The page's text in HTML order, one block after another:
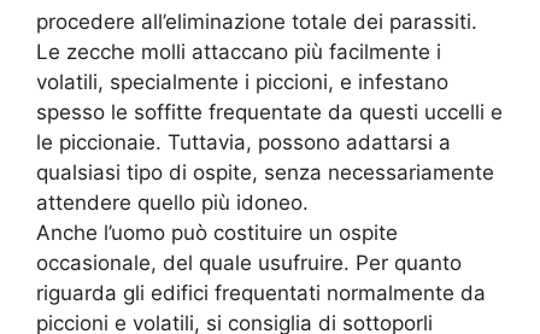
procedere all’eliminazione totale dei parassiti.
Le zecche molli attaccano più facilmente i
volatili, specialmente i piccioni, e infestano
spesso le soffitte frequentate da questi uccelli e
le piccionaie. Tuttavia, possono adattarsi a
qualsiasi tipo di ospite, senza necessariamente
attendere quello più idoneo.
Anche l’uomo può costituire un ospite
occasionale, del quale usufruire. Per quanto
riguarda gli edifici frequentati normalmente da
piccioni e volatili, si consiglia di sottoporli